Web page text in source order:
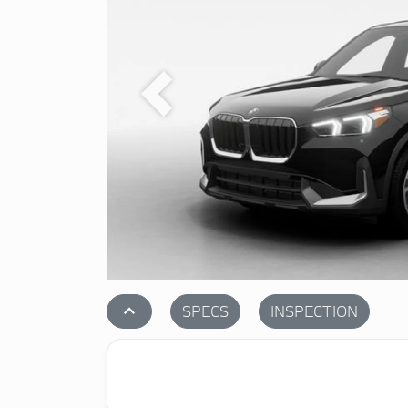
Previous
stat_1 SPECS INSPECTION